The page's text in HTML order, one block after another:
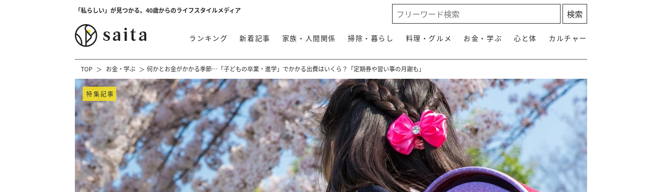
「私らしい」が見つかる。40歳からのライフスタイルメディア
ランキング 新着記事 家族・人間関係 掃除・暮らし 料理・グルメ お金・学ぶ 心と体 カルチャー
TOP お金・学ぶ 何かとお金がかかる季節…「子どもの卒業・進学」でかかる出費はいくら？「定期券や習い事の月謝も」
特集記事